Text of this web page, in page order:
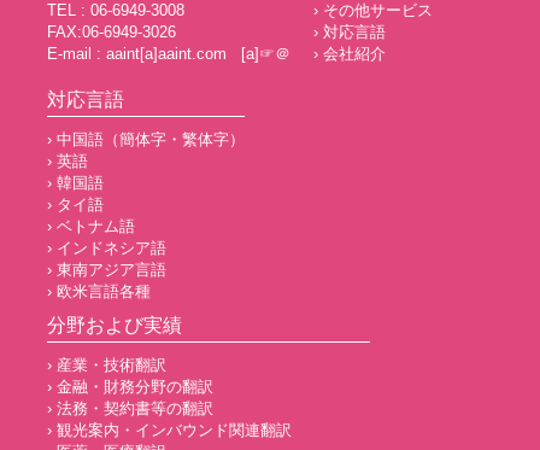
TEL : 06-6949-3008
FAX:06-6949-3026
E-mail : aaint[a]aaint.com [a]☞＠
› その他サービス
› 対応言語
› 会社紹介
対応言語
› 中国語（簡体字・繁体字）
› 英語
› 韓国語
› タイ語
› ベトナム語
› インドネシア語
› 東南アジア言語
› 欧米言語各種
分野および実績
› 産業・技術翻訳
› 金融・財務分野の翻訳
› 法務・契約書等の翻訳
› 観光案内・インバウンド関連翻訳